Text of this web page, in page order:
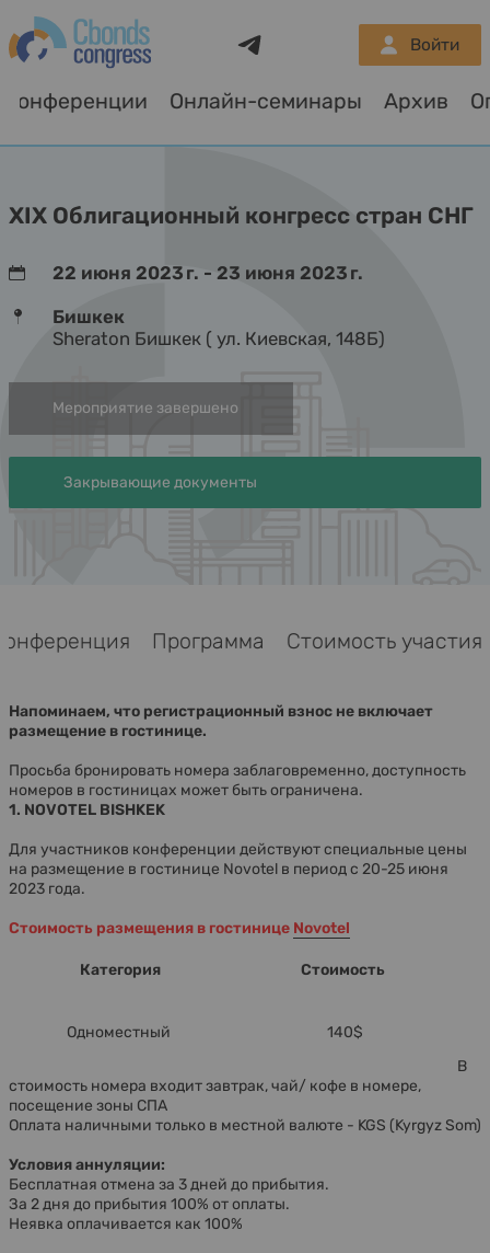
Конференции Онлайн-семинары Архив
Войти
XIX Облигационный конгресс стран СНГ
22 июня 2023 г. - 23 июня 2023 г.
Бишкек
Sheraton Бишкек ( ул. Киевская, 148Б)
Мероприятие завершено
Закрывающие документы
Конференция Программа Стоимость
Напоминаем, что регистрационный взнос не включает
размещение в гостинице.
Просьба бронировать номера заблаговременно, доступность
номеров в гостиницах может быть ограничена.
1. NOVOTEL BISHKEK
Для участников конференции действуют специальные цены
на размещение в гостинице Novotel в период с 20-25 июня
2023 года.
Стоимость размещения в гостинице Novotel
Категория Стоимость
Одноместный
140$
В
стоимость номера входит завтрак, чай/ кофе в номере,
посещение зоны СПА
Оплата наличными только в местной валюте - KGS (Kyrgyz Som)
Условия аннуляции:
Бесплатная отмена за 3 дней до прибытия.
За 2 дня до прибытия 100% от оплаты.
Неявка оплачивается как 100%